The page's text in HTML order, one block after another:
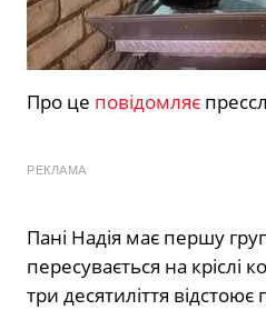
Про це повідомляє
РЕКЛАМА
Пані Надія має першу
пересувається на кріслі
три десятиліття